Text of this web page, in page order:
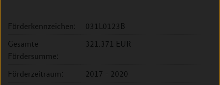
Förderkennzeichen:
031L0123B
Gesamte
Fördersumme:
321.371 EUR
Förderzeitraum:
2017 - 2020